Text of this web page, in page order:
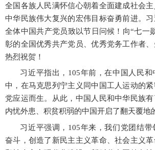
全国各族人民满怀信心朝着全面建成社会
中华民族伟大复兴的宏伟目标奋勇前进。
全体中国共产党员致以节日问候！向“七一
彰的全国优秀共产党员、优秀党务工作者
热烈祝贺！
习近平指出， 105年前，在中国人民
中，在马克思列宁主义同中国工人运动的
党应运而生。从此，中国人民和中华民族有
内忧外患、积贫积弱的中国开启了翻天覆地
习近平强调， 105年来，我们党团结
奋斗，创造了新民主主义革命、社会主义